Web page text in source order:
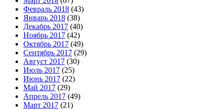
Февраль 2018 (43)
Январь 2018 (38)
Декабрь 2017 (40)
Ноябрь 2017 (42)
Октябрь 2017 (49)
Сентябрь 2017 (29)
Август 2017 (30)
Июль 2017 (25)
Июнь 2017 (22)
Май 2017 (29)
Апрель 2017 (49)
Март 2017 (21)